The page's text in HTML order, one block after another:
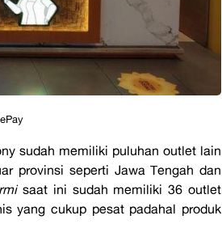
sudah memiliki puluhan outlet lain
provinsi seperti Jawa Tengah dan
saat ini sudah memiliki 36 outlet
yang cukup pesat padahal produk